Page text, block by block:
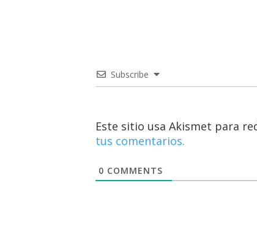
Subscribe
Este sitio usa Akismet para
tus comentarios.
0 COMMENTS